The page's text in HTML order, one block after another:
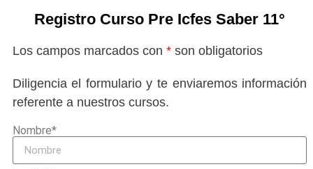
Registro Curso Pre Icfes Saber 11°
Los campos marcados con *son obligatorios
Diligencia el formulario y te enviaremos información
referente a nuestros cursos.
Nombre*